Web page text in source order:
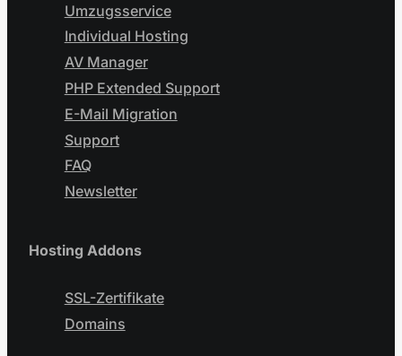
Umzugsservice
Individual Hosting
AV Manager
PHP Extended Support
E-Mail Migration
Support
FAQ
Newsletter
Hosting Addons
SSL-Zertifikate
Domains